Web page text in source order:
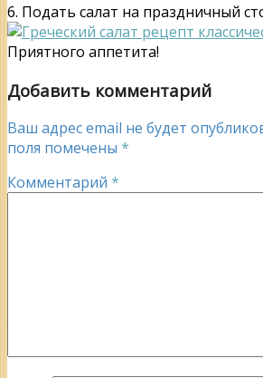
6. Подать салат на праздничный
Приятного аппетита!
Добавить комментарий
Ваш адрес email не будет
поля помечены *
Комментарий *